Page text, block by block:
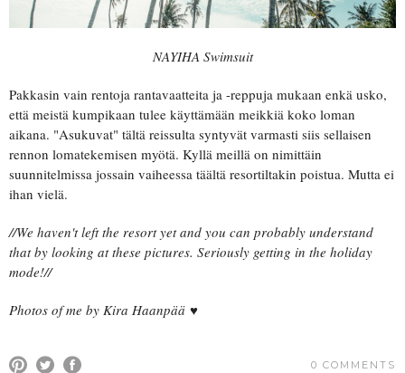
NAYIHA Swimsuit
Pakkasin vain rentoja rantavaatteita ja -reppuja mukaan enkä usko,
että meistä kumpikaan tulee käyttämään meikkiä koko loman
aikana. "Asukuvat" tältä reissulta syntyvät varmasti siis sellaisen
rennon lomatekemisen myötä. Kyllä meillä on nimittäin
suunnitelmissa jossain vaiheessa täältä resortiltakin poistua. Mutta ei
ihan vielä.
//We haven't left the resort yet and you can probably understand
that by looking at these pictures. Seriously getting in the holiday
mode!//
Photos of me by Kira Haanpää ♥
0 COMMENTS